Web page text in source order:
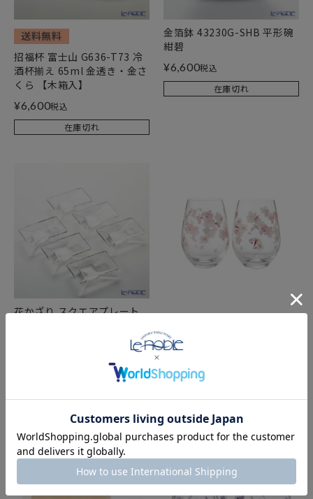
送料無料
招福杯 富士山 G636-T73 冷
酒杯揃え 65ml 金透き・金さ
くら 【木箱入】
¥6,600税込
在庫切れ
金箔鉢 43230G-SHB 平形碗
紺碧
¥6,600税込
在庫切れ
花かざり スクエアプレート
hanafumi ペアタンブラー
さくら／桜柄 360ml G099-
¥3,850税込